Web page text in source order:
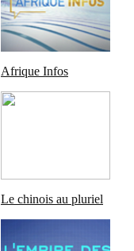
Afrique Infos
Le chinois au pluriel